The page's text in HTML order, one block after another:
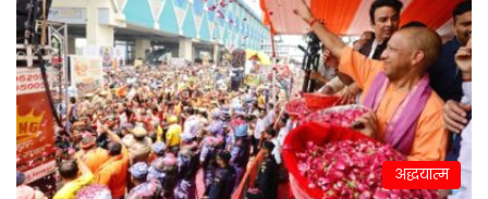
अद्धयात्म